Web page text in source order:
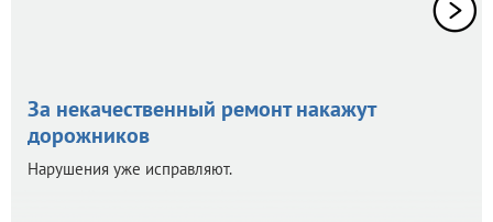
За некачественный ремонт накажут
дорожников
Нарушения уже исправляют.